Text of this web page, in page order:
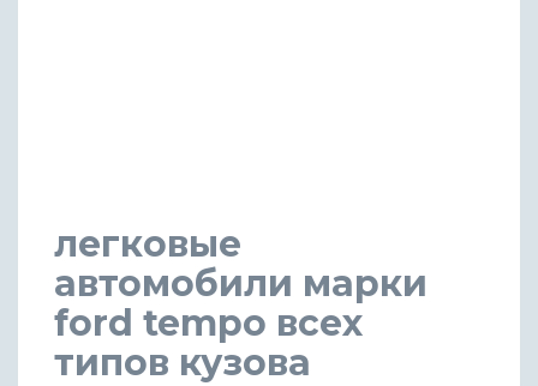
легковые
автомобили марки
ford tempo всех
типов кузова